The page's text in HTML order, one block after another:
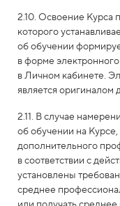
2.10. Освоение Курса
которого
об обучении
в форме
в Личном кабинете.
является оригиналом
2.11. В случае
об обучении на
дополнительного
в соответствии с
установлены
среднее